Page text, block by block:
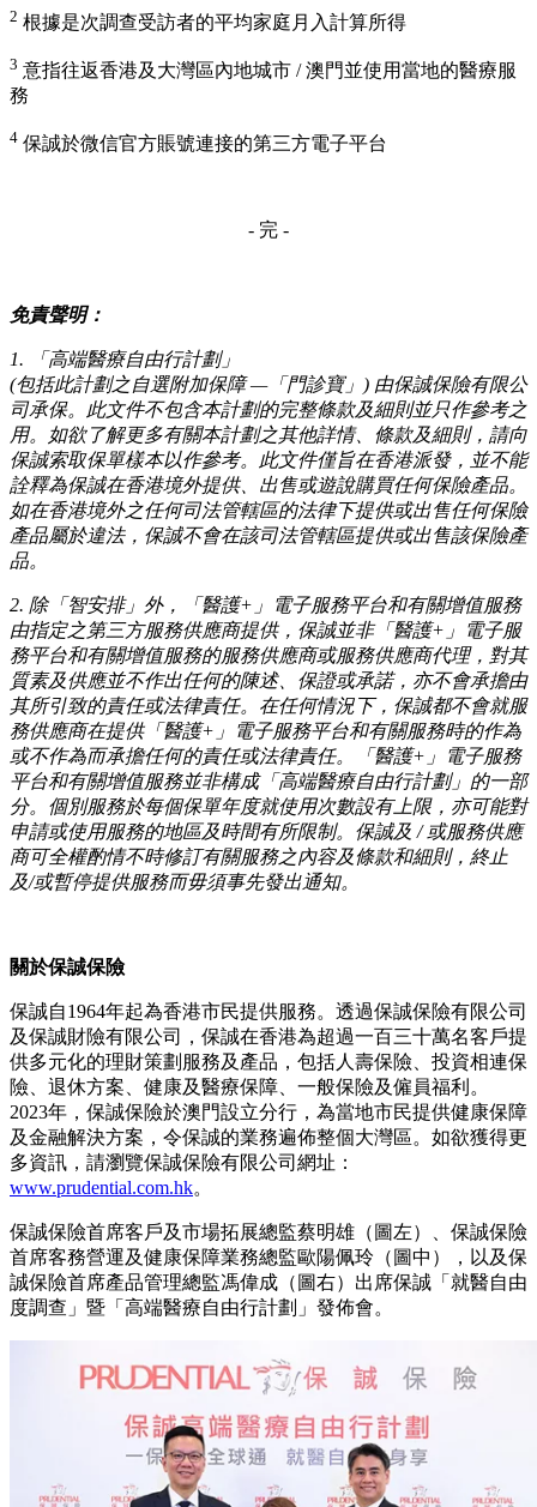
2 根據是次調查受訪者的平均家庭月入計算所得
3 意指往返香港及大灣區內地城市 / 澳門並使用當地的醫療服
務
4 保誠於微信官方賬號連接的第三方電子平台
- 完 -
免責聲明：
1. 「高端醫療自由行計劃」
(包括此計劃之自選附加保障 —「門診寶」) 由保誠保險有限公
司承保。此文件不包含本計劃的完整條款及細則並只作參考之
用。如欲了解更多有關本計劃之其他詳情、條款及細則，請向
保誠索取保單樣本以作參考。此文件僅旨在香港派發，並不能
詮釋為保誠在香港境外提供、出售或遊說購買任何保險產品。
如在香港境外之任何司法管轄區的法律下提供或出售任何保險
產品屬於違法，保誠不會在該司法管轄區提供或出售該保險產
品。
2. 除「智安排」外，「醫護+」電子服務平台和有關增值服務
由指定之第三方服務供應商提供，保誠並非「醫護+」電子服
務平台和有關增值服務的服務供應商或服務供應商代理，對其
質素及供應並不作出任何的陳述、保證或承諾，亦不會承擔由
其所引致的責任或法律責任。在任何情況下，保誠都不會就服
務供應商在提供「醫護+」電子服務平台和有關服務時的作為
或不作為而承擔任何的責任或法律責任。「醫護+」電子服務
平台和有關增值服務並非構成「高端醫療自由行計劃」的一部
分。個別服務於每個保單年度就使用次數設有上限，亦可能對
申請或使用服務的地區及時間有所限制。保誠及 / 或服務供應
商可全權酌情不時修訂有關服務之內容及條款和細則，終止
及/或暫停提供服務而毋須事先發出通知。
關於保誠保險
保誠自1964年起為香港市民提供服務。透過保誠保險有限公司
及保誠財險有限公司，保誠在香港為超過一百三十萬名客戶提
供多元化的理財策劃服務及產品，包括人壽保險、投資相連保
險、退休方案、健康及醫療保障、一般保險及僱員福利。
2023年，保誠保險於澳門設立分行，為當地市民提供健康保障
及金融解決方案，令保誠的業務遍佈整個大灣區。如欲獲得更
多資訊，請瀏覽保誠保險有限公司網址：
www.prudential.com.hk。
保誠保險首席客戶及市場拓展總監蔡明雄（圖左）、保誠保險
首席客務營運及健康保障業務總監歐陽佩玲（圖中），以及保
誠保險首席產品管理總監馮偉成（圖右）出席保誠「就醫自由
度調查」暨「高端醫療自由行計劃」發佈會。